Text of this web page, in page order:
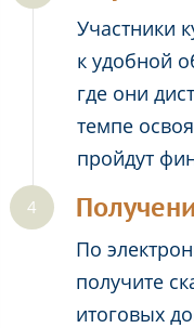
Участники
к удобной
где они
темпе
пройдут
По
получите
итоговых